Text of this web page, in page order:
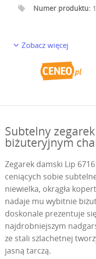
Numer produktu:
Zobacz więcej
Subtelny
biżuteryjnym
Zegarek damski Lip
ceniących sobie
niewielka, okrągła
nadaje mu wybitnie
doskonale prezentuje
najdrobniejszym
ze stali szlachetnej
jasną tarczą.